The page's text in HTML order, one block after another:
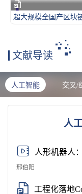
文献导读
人工智能 交叉/
人
人形机器人
邢伯阳
工程化落地